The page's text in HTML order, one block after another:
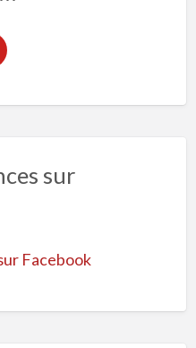
sur
Facebook